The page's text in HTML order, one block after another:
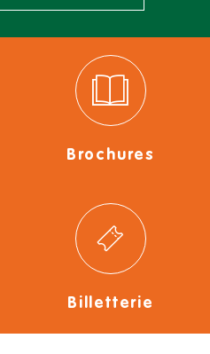
Brochures
Billetterie